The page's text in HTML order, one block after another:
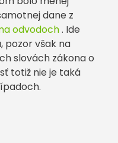
dane z
odvodoch. Ide
pozor však na
slovách zákona o
totiž nie je taká